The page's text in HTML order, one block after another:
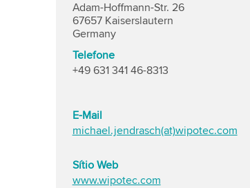
Adam-Hoffmann-Str. 26
67657 Kaiserslautern
Germany
Telefone
+49 631 341 46-8313
E-Mail
michael.jendrasch(at)wipotec.com
Sítio Web
www.wipotec.com